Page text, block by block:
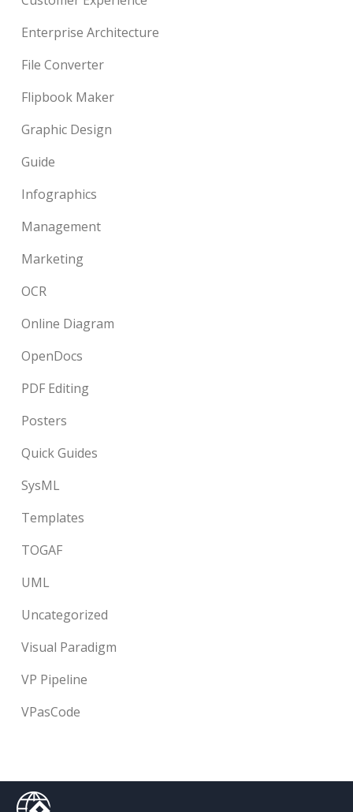
Enterprise Architecture
File Converter
Flipbook Maker
Graphic Design
Guide
Infographics
Management
Marketing
OCR
Online Diagram
OpenDocs
PDF Editing
Posters
Quick Guides
SysML
Templates
TOGAF
UML
Uncategorized
Visual Paradigm
VP Pipeline
VPasCode